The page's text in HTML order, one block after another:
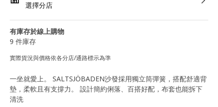
選擇分店
有庫存於線上購物
9 件庫存
實際貨況與價格依各分店/通路標示為準
一坐就愛上。 SALTSJÖBADEN沙發採用獨立筒彈簧，搭配舒適背
墊，柔軟且有支撐力。 設計簡約俐落、百搭好配，布套也能拆下
清洗